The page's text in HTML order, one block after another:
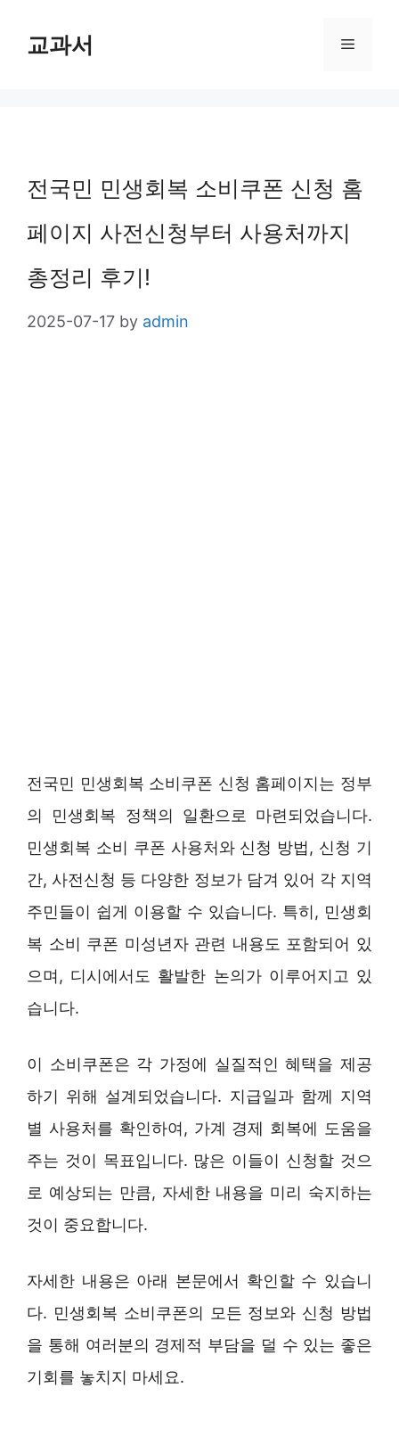
교과서 Menu
전국민 민생회복 소비쿠폰 신청 홈
페이지 사전신청부터 사용처까지
총정리 후기!
2025-07-17 by admin
전국민 민생회복 소비쿠폰 신청 홈페이지는 정부
의 민생회복 정책의 일환으로 마련되었습니다.
민생회복 소비 쿠폰 사용처와 신청 방법, 신청 기
간, 사전신청 등 다양한 정보가 담겨 있어 각 지역
주민들이 쉽게 이용할 수 있습니다. 특히, 민생회
복 소비 쿠폰 미성년자 관련 내용도 포함되어 있
으며, 디시에서도 활발한 논의가 이루어지고 있
습니다.
이 소비쿠폰은 각 가정에 실질적인 혜택을 제공
하기 위해 설계되었습니다. 지급일과 함께 지역
별 사용처를 확인하여, 가계 경제 회복에 도움을
주는 것이 목표입니다. 많은 이들이 신청할 것으
로 예상되는 만큼, 자세한 내용을 미리 숙지하는
것이 중요합니다.
자세한 내용은 아래 본문에서 확인할 수 있습니
다. 민생회복 소비쿠폰의 모든 정보와 신청 방법
을 통해 여러분의 경제적 부담을 덜 수 있는 좋은
기회를 놓치지 마세요.